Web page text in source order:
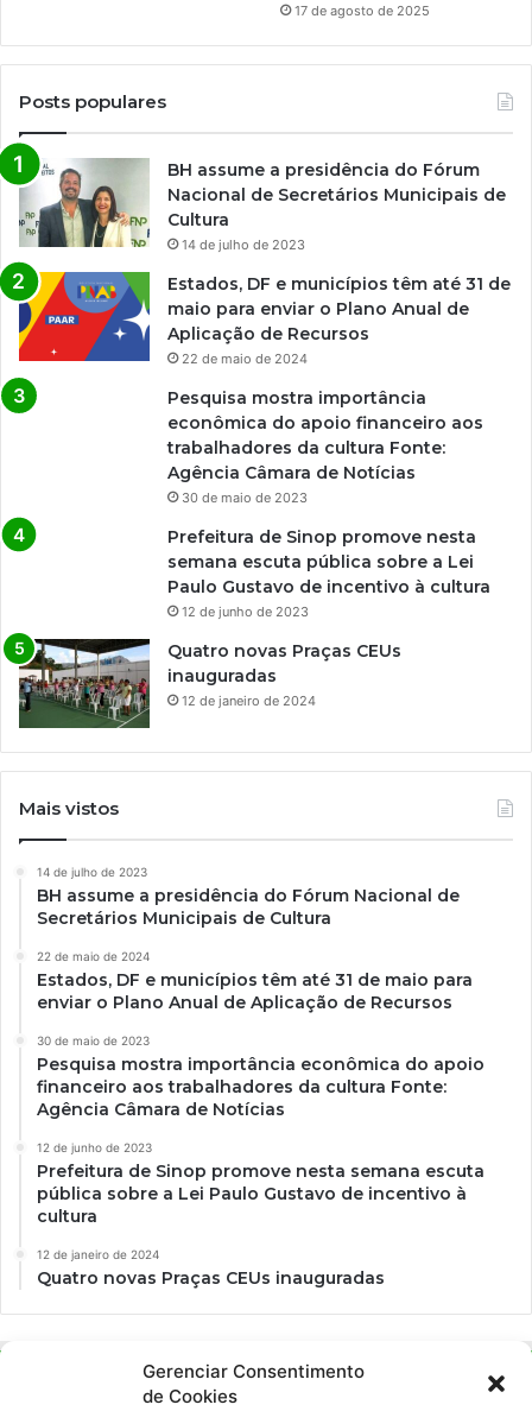
Gerenciar Consentimento
de Cookies
17 de agosto de 2025
Posts populares
BH assume a presidência do Fórum
Nacional de Secretários Municipais de
Cultura
14 de julho de 2023
Estados, DF e municípios têm até 31 de
maio para enviar o Plano Anual de
Aplicação de Recursos
22 de maio de 2024
Pesquisa mostra importância
econômica do apoio financeiro aos
trabalhadores da cultura Fonte:
Agência Câmara de Notícias
30 de maio de 2023
Prefeitura de Sinop promove nesta
semana escuta pública sobre a Lei
Paulo Gustavo de incentivo à cultura
12 de junho de 2023
Quatro novas Praças CEUs
inauguradas
12 de janeiro de 2024
Mais vistos
14 de julho de 2023
BH assume a presidência do Fórum Nacional de
Secretários Municipais de Cultura
22 de maio de 2024
Estados, DF e municípios têm até 31 de maio para
enviar o Plano Anual de Aplicação de Recursos
30 de maio de 2023
Pesquisa mostra importância econômica do apoio
financeiro aos trabalhadores da cultura Fonte:
Agência Câmara de Notícias
12 de junho de 2023
Prefeitura de Sinop promove nesta semana escuta
pública sobre a Lei Paulo Gustavo de incentivo à
cultura
12 de janeiro de 2024
Quatro novas Praças CEUs inauguradas